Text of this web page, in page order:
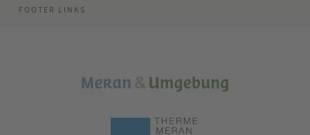
FOOTER LINKS